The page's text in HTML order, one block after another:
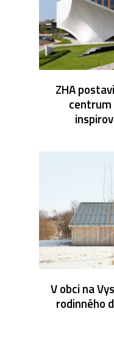
ZHA
centrum
V obci na
rodinného